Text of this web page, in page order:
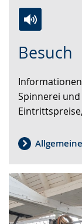
Besuch
to
language.
audio
video
open
up
presenting
text
sign
language.
Spinnerei